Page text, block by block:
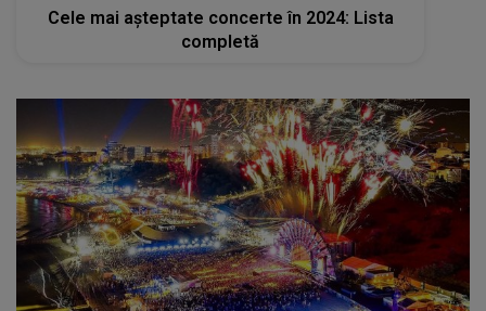
Cele mai așteptate concerte în 2024: Lista
completă